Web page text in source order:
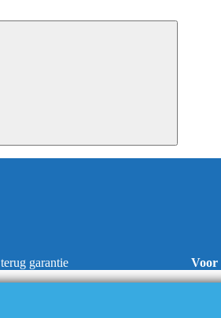
terug garantie Voor